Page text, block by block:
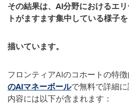
その結果は、 AI分野におけるエ
トがますます集中している様子を
描いています。
フロンティアAIのコホートの特徴
のAIマネーボールで無料で詳細
内容には以下が含まれます：